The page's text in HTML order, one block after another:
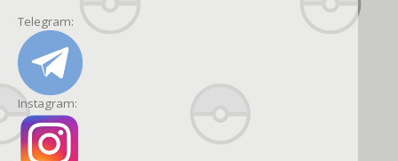
Telegram:
Instagram: